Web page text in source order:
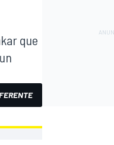
que